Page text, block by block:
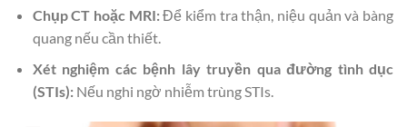
Chụp CT hoặc MRI:Để kiểm tra thận, niệu quản và bàng
quang nếu cần thiết.
Xét nghiệm các bệnh lây truyền qua đường tình dục
(STIs):Nếu nghi ngờ nhiễm trùng STIs.